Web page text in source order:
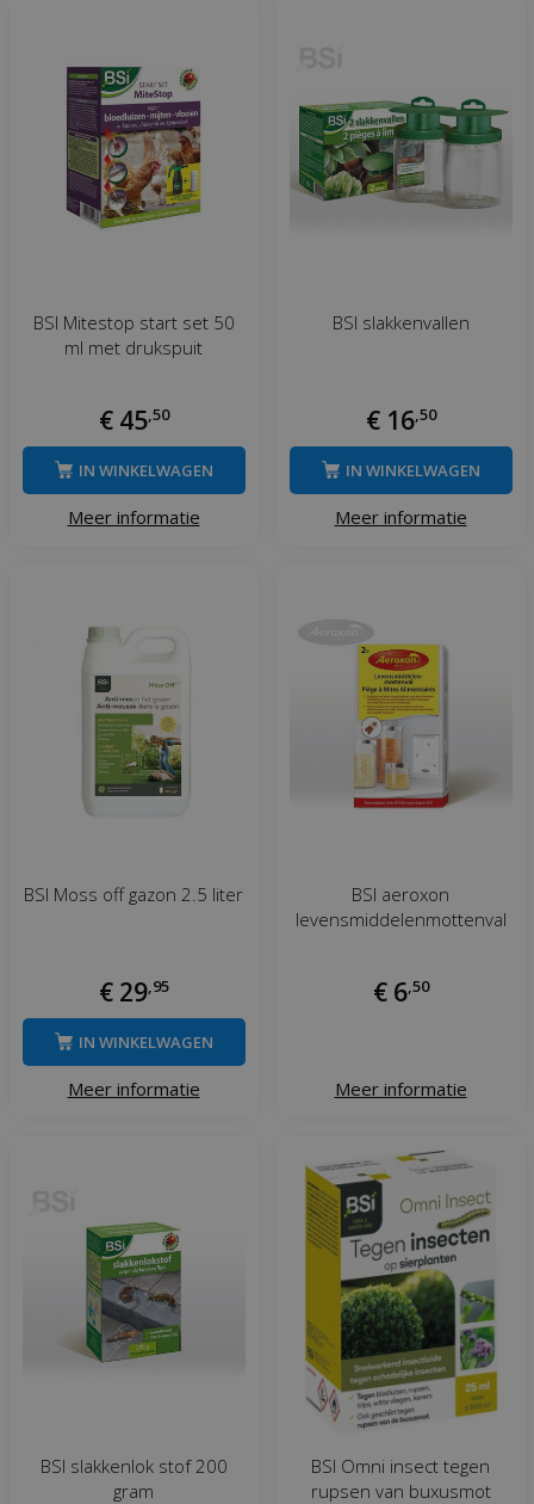
BSI Mitestop start set 50
ml met drukspuit
€ 45 50
Meer informatie
IN WINKELWAGEN
BSI slakkenvallen
€ 16 50
Meer informatie
IN WINKELWAGEN
BSI Moss off gazon 2.5 liter
€ 29, 95
Meer informatie
IN WINKELWAGEN
BSI aeroxon
levensmiddelenmottenval
€ 6 50
Meer informatie
BSI slakkenlok stof 200
gram
BSI Omni insect tegen
rupsen van buxusmot